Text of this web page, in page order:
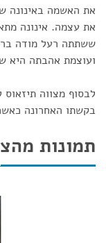
את האשמה באינונה
את עצמה. אינונה
ששתתה רעל מודה
ועוצמת אהבתה היא
לבסוף מצווה תיזאוס
בקשתו האחרונה
תמונות